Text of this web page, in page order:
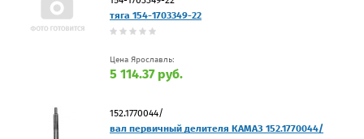
тяга 154-1703349-22
Цена Ярославль:
5 114.37 руб.
152.1770044/
вал первичный делителя КАМАЗ 152.1770044/